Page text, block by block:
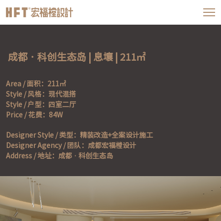
成都 · 科创生态岛 | 息壤 | 211㎡
Area / 面积：211㎡
Style / 风格：现代混搭
Style / 户型：四室二厅
Price / 花费：84W
Designer Style / 类型：精装改造+全案设计施工
Designer Agency / 团队：成都宏福樘设计
Address / 地址：成都 · 科创生态岛